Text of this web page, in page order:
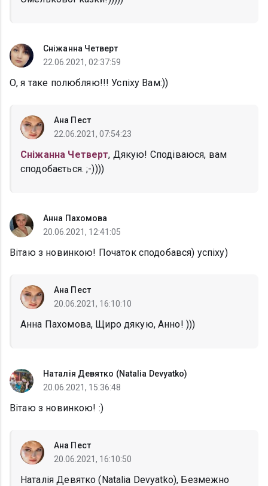
Сніжанна Четверт
22.06.2021, 02:37:59
О, я таке полюбляю!!! Успіху Вам:))
Ана Пест
22.06.2021, 07:54:23
Сніжанна Четверт, Дякую! Сподіваюся, вам
сподобається. ;-))))
Анна Пахомова
20.06.2021, 12:41:05
Вітаю з новинкою! Початок сподобався) успіху)
Ана Пест
20.06.2021, 16:10:10
Анна Пахомова, Щиро дякую, Анно! )))
Наталія Девятко (Natalia Devyatko)
20.06.2021, 15:36:48
Вітаю з новинкою! :)
Ана Пест
20.06.2021, 16:10:50
Наталія Девятко (Natalia Devyatko), Безмежно